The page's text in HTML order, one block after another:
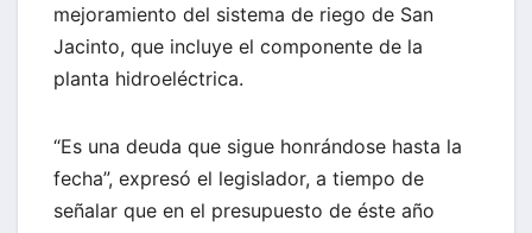
mejoramiento del sistema de riego de San
Jacinto, que incluye el componente de la
planta hidroeléctrica.
“Es una deuda que sigue honrándose hasta la
fecha”, expresó el legislador, a tiempo de
señalar que en el presupuesto de éste año